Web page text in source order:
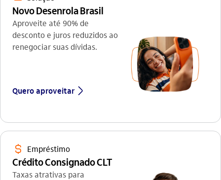
Novo Desenrola Brasil
Aproveite até 90% de
desconto e juros reduzidos ao
renegociar suas dívidas.
Quero aproveitar seta_direita
icon-itaufonts_cifrao Empréstimo
Crédito Consignado CLT
Taxas atrativas para